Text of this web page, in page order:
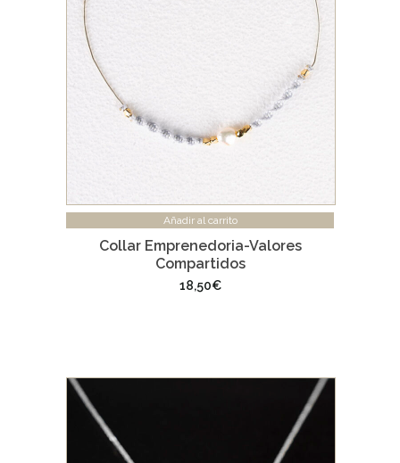
Añadir al carrito
Collar Emprenedoria-Valores
Compartidos
18,50€